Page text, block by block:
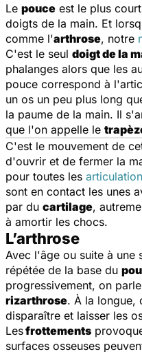
Le pouce est le plus
doigts de la main. Et
comme l'arthrose, notre
C'est le seul doigt de la
phalanges alors que les
pouce correspond à
un os un peu plus long
la paume de la main. Il
que l'on appelle le
C'est le mouvement de
d'ouvrir et de fermer la
pour toutes les
sont en contact les unes
par du cartilage,
à amortir les chocs.
L’arthrose
Avec l'âge ou suite à
répétée de la base du
progressivement, on
rizarthrose. À la longue,
disparaître et laisser les
Lesfrottements
surfaces osseuses